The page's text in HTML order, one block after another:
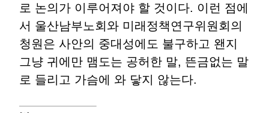
로 논의가 이루어져야 할 것이다. 이런 점에
서 울산남부노회와 미래정책연구위원회의
청원은 사안의 중대성에도 불구하고 왠지
그냥 귀에만 맴도는 공허한 말, 뜬금없는 말
로 들리고 가슴에 와 닿지 않는다.